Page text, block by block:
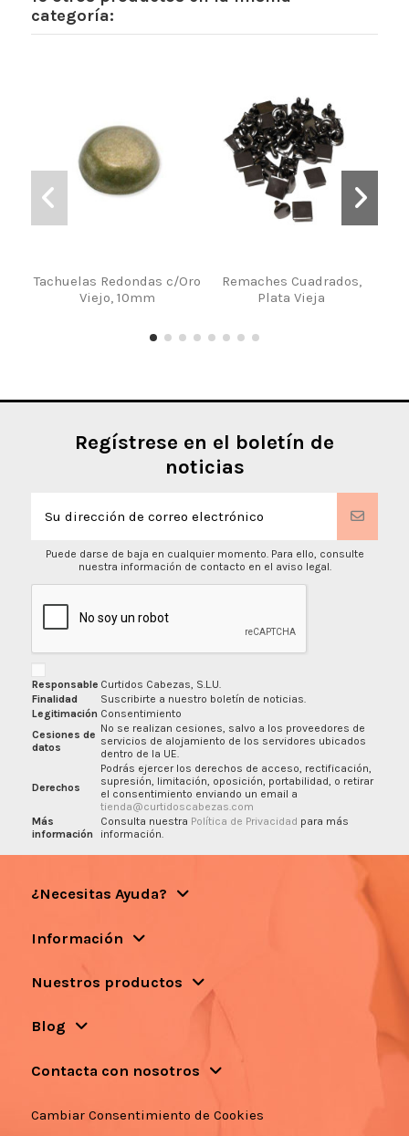
categoría:
Tachuelas Redondas c/Oro
Viejo, 10mm
Remaches Cuadrados,
Plata Vieja
Regístrese en el boletín de
noticias
Puede darse de baja en cualquier momento. Para ello, consulte
nuestra información de contacto en el aviso legal.
Responsable Curtidos Cabezas, S.L.U.
Finalidad
Suscribirte a nuestro boletín de noticias.
Legitimación Consentimiento
Cesiones de
datos
No se realizan cesiones, salvo a los proveedores de
servicios de alojamiento de los servidores ubicados
dentro de la UE.
Derechos
Podrás ejercer los derechos de acceso, rectificación,
supresión, limitación, oposición, portabilidad, o retirar
el consentimiento enviando un email a
tienda@curtidoscabezas.com
Más
información
Consulta nuestra Política de Privacidad para más
información.
¿Necesitas Ayuda?
Información
Nuestros productos
Blog
Contacta con nosotros
Cambiar Consentimiento de Cookies